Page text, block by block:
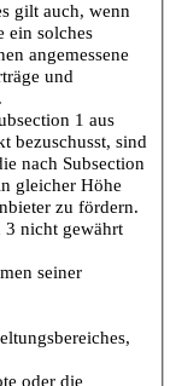
gilt auch, wenn
ein solches
angemessene
und
1 aus
bezuschusst, sind
nach Subsection
gleicher Höhe
zu fördern.
3 nicht gewährt
seiner
oder die